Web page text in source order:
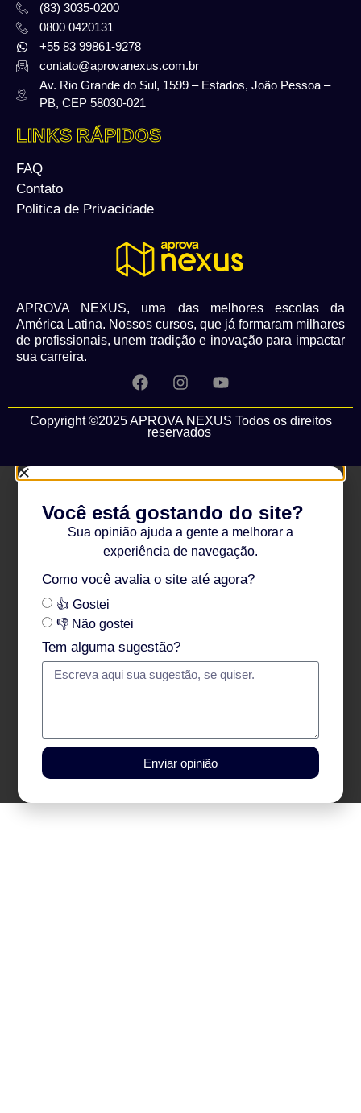
(83) 3035-0200
0800 0420131
+55 83 99861-9278
contato@aprovanexus.com.br
Av. Rio Grande do Sul, 1599 – Estados, João Pessoa –
PB, CEP 58030-021
LINKS RÁPIDOS
FAQ
Contato
Politica de Privacidade
APROVA NEXUS, uma das melhores escolas da
América Latina. Nossos cursos, que já formaram milhares
de profissionais, unem tradição e inovação para impactar
sua carreira.
Copyright ©2025 APROVA NEXUS Todos os direitos
reservados
Você está gostando do site?
Sua opinião ajuda a gente a melhorar a
experiência de navegação.
Como você avalia o site até agora?
👍 Gostei
👎 Não gostei
Tem alguma sugestão?
Enviar opinião